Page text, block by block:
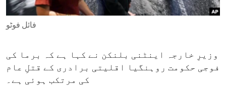
ENVIRONMENT AND HEALTH
IDEALS AND INSTITUTIONS
فائل فوٹو
وزیرِ خارجہ اینٹنی بلنکن نے کہا ہے کہ برما کی
فوجی حکومت روہنگیا اقلیتی برادری کے قتلِ عام
کی مرتکب ہوئی ہے۔